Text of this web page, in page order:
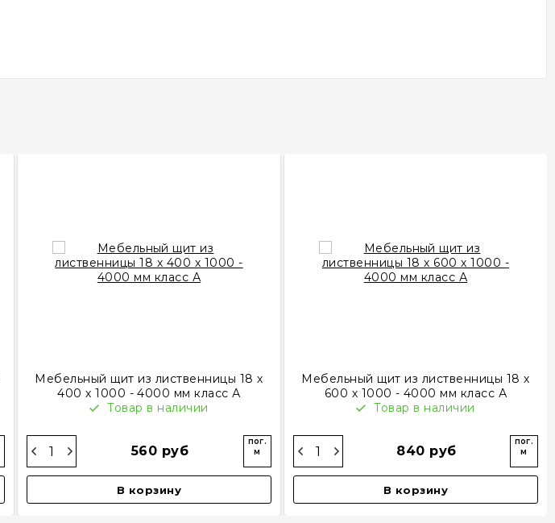
Мебельный щит из лиственницы 18 х
400 х 1000 - 4000 мм класс А
Товар в наличии
560 руб
пог.
м
В корзину
Мебельный щит из лиственницы 18 х
600 х 1000 - 4000 мм класс А
Товар в наличии
840 руб
пог.
м
В корзину